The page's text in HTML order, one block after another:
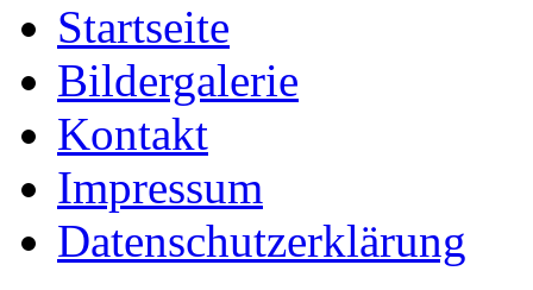
Startseite
Bildergalerie
Kontakt
Impressum
Datenschutzerklärung